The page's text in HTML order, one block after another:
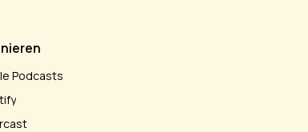
Podcasts